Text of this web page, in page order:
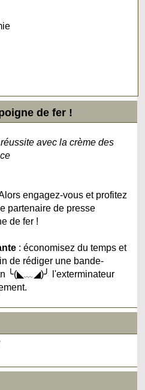
de fer !
avec la crème des
engagez-vous et profitez
partenaire de presse
de fer !
: économisez du temps et
de rédiger une bande-
╰(◣﹏◢)╯ l'exterminateur